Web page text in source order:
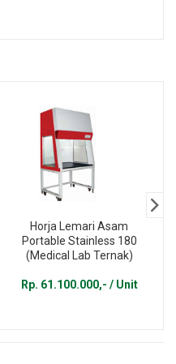
Horja Lemari Asam
Portable Stainless 180
(Medical Lab Ternak)
Rp. 61.100.000,- / Unit